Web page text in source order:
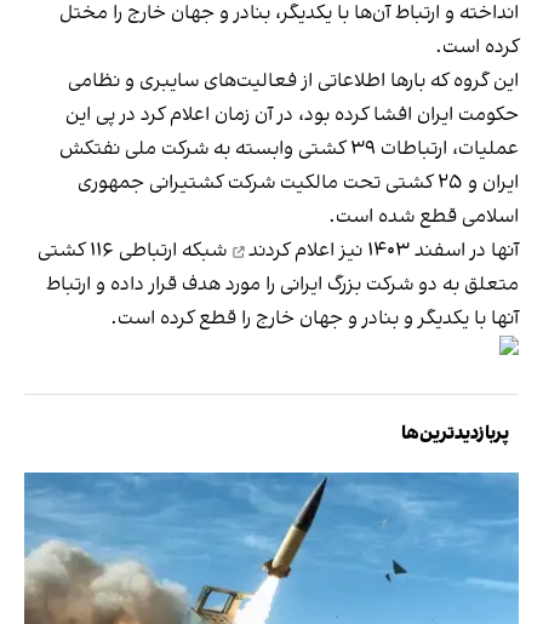
انداخته و ارتباط آن‌ها با یکدیگر، بنادر و جهان خارج را مختل
کرده است.
این گروه که بارها اطلاعاتی از فعالیت‌های سایبری و نظامی
حکومت ایران افشا کرده بود، در آن زمان اعلام کرد در پی این
عملیات، ارتباطات ۳۹ کشتی وابسته به شرکت ملی نفتکش
ایران و ۲۵ کشتی تحت مالکیت شرکت کشتیرانی جمهوری
اسلامی قطع شده است.
آنها در اسفند ۱۴۰۳ نیز
اعلام کردند
شبکه ارتباطی ۱۱۶ کشتی
متعلق به دو شرکت بزرگ ایرانی را مورد هدف قرار داده و ارتباط
آنها با یکدیگر و بنادر و جهان خارج را قطع کرده است.
پربازدیدترین‌ها